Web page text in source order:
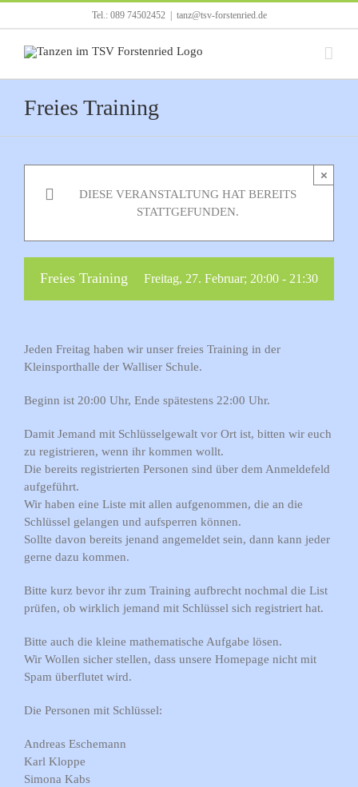
Inhalt
springen
Tel.: 089 74502452 tanz@tsv-forstenried.de
Freies Training
DIESE VERANSTALTUNG HAT BEREITS
STATTGEFUNDEN.
×
Freies Training Freitag, 27. Februar; 20:00 - 21:30
Jeden Freitag haben wir unser freies Training in der
Kleinsporthalle der Walliser Schule.
Beginn ist 20:00 Uhr, Ende spätestens 22:00 Uhr.
Damit Jemand mit Schlüsselgewalt vor Ort ist, bitten wir euch
zu registrieren, wenn ihr kommen wollt.
Die bereits registrierten Personen sind über dem Anmeldefeld
aufgeführt.
Wir haben eine Liste mit allen aufgenommen, die an die
Schlüssel gelangen und aufsperren können.
Sollte davon bereits jenand angemeldet sein, dann kann jeder
gerne dazu kommen.
Bitte kurz bevor ihr zum Training aufbrecht nochmal die List
prüfen, ob wirklich jemand mit Schlüssel sich registriert hat.
Bitte auch die kleine mathematische Aufgabe lösen.
Wir Wollen sicher stellen, dass unsere Homepage nicht mit
Spam überflutet wird.
Die Personen mit Schlüssel:
Andreas Eschemann
Karl Kloppe
Simona Kabs